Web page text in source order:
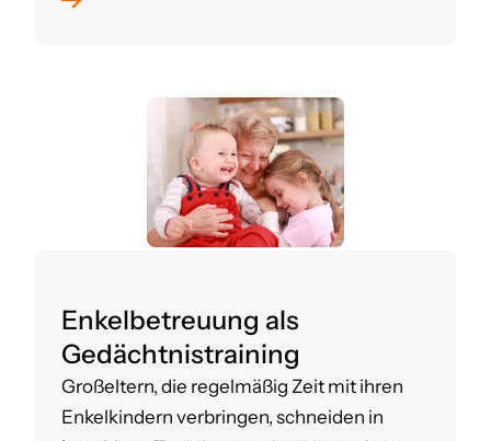
Enkelbetreuung als
Gedächtnistraining
Großeltern, die regelmäßig Zeit mit ihren
Enkelkindern verbringen, schneiden in